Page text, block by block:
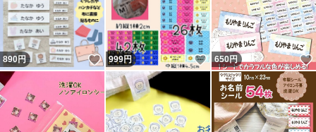
890 円 いいね！
999円 いいね！
650円